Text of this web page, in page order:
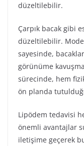
düzeltilebilir.
Çarpık bacak gibi
düzeltilebilir.
sayesinde,
görünüme
sürecinde, hem
ön planda
Lipödem tedavisi
önemli avantajlar
iletişime geçerek